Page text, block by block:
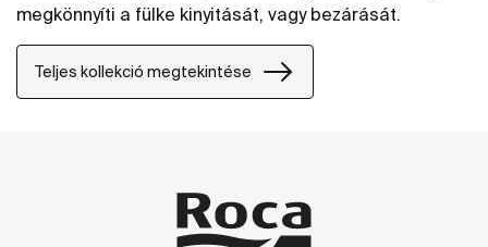
megkönnyíti a fülke kinyitását, vagy bezárását.
Teljes kollekció megtekintése